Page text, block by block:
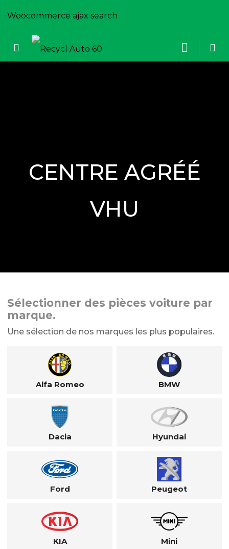
Woocommerce ajax search
CENTRE AGRÉÉ
VHU
Sélectionner des pièces voiture par
marque.
Une sélection de nos marques les plus populaires.
Alfa Romeo BMW
Dacia Hyundai
Ford Peugeot
KIA Mini